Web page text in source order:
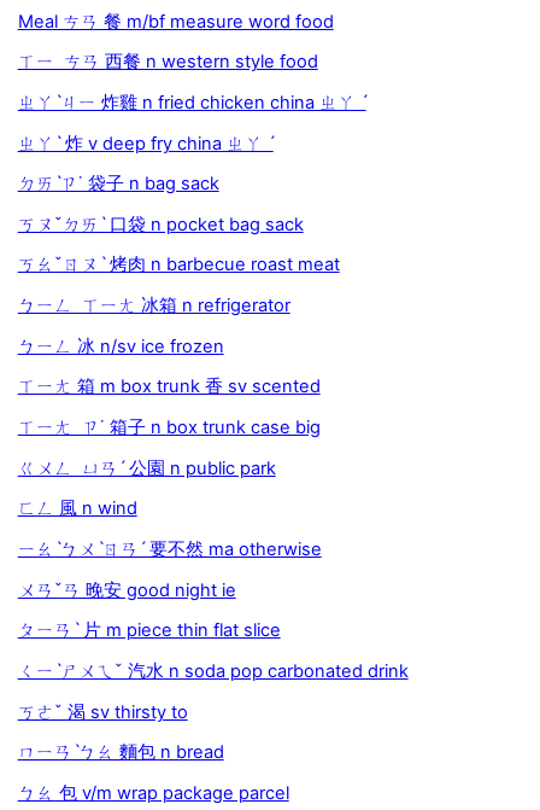
Meal ㄘㄢ 餐 m/bf measure word food
ㄒㄧ ㄘㄢ 西餐 n western style food
ㄓㄚˋㄐㄧ 炸雞 n fried chicken china ㄓㄚ ˊ
ㄓㄚˋ 炸 v deep fry china ㄓㄚ ˊ
ㄉㄞˋㄗ˙ 袋子 n bag sack
ㄎㄡˇㄉㄞˋ 口袋 n pocket bag sack
ㄎㄠˇㄖㄡˋ 烤肉 n barbecue roast meat
ㄅㄧㄥ ㄒㄧㄤ 冰箱 n refrigerator
ㄅㄧㄥ 冰 n/sv ice frozen
ㄒㄧㄤ 箱 m box trunk 香 sv scented
ㄒㄧㄤ ㄗ˙ 箱子 n box trunk case big
ㄍㄨㄥ ㄩㄢˊ 公園 n public park
ㄈㄥ 風 n wind
ㄧㄠˋㄅㄨˋㄖㄢˊ 要不然 ma otherwise
ㄨㄢˇㄢ 晚安 good night ie
ㄆㄧㄢˋ 片 m piece thin flat slice
ㄑㄧˋㄕㄨㄟˇ 汽水 n soda pop carbonated drink
ㄎㄜˇ 渴 sv thirsty to
ㄇㄧㄢˋㄅㄠ 麵包 n bread
ㄅㄠ 包 v/m wrap package parcel